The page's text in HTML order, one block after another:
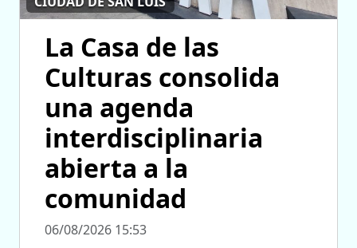
La Casa de las
Culturas consolida
una agenda
interdisciplinaria
abierta a la
comunidad
06/08/2026 15:53